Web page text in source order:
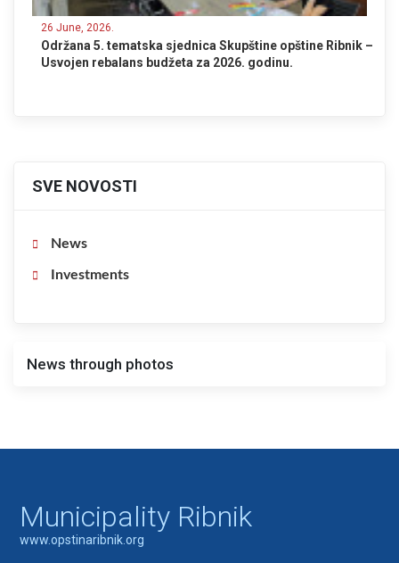
26 June, 2026.
Održana 5. tematska sjednica Skupštine opštine Ribnik –
Usvojen rebalans budžeta za 2026. godinu.
SVE NOVOSTI
News
Investments
News through photos
Municipality Ribnik
www.opstinaribnik.org